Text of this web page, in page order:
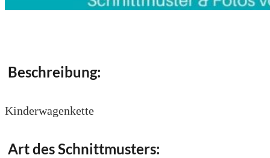
Beschreibung:
Kinderwagenkette
Art des Schnittmusters: